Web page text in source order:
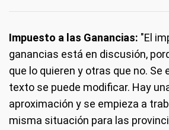
Impuesto a las Ganancias: "El
ganancias está en discusión,
que lo quieren y otras que no. Se
texto se puede modificar. Hay
aproximación y se empieza a
misma situación para las